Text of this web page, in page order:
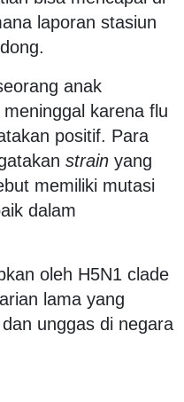
laporan stasiun
anak
karena flu
positif. Para
strain yang
memiliki mutasi
dalam
oleh H5N1 clade
lama yang
unggas di negara